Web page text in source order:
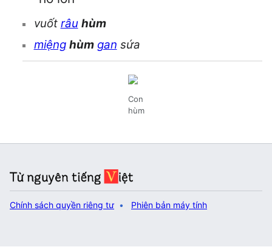
vuốt râu hùm
miệng hùm gan sứa
Con
hùm
Chính sách quyền riêng tư Phiên bản máy tính